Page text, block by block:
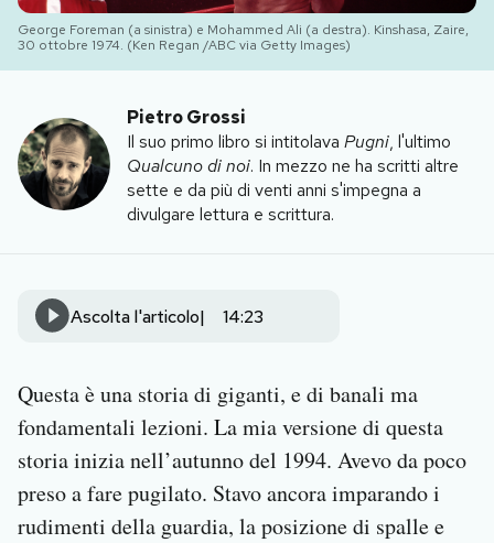
I MIEI PREFERITI
SHOP
CALENDARIO
Area Personale
Regala il Post
Hai bisogno di aiuto?
Esci
George Foreman (a sinistra) e Mohammed Ali (a destra). Kinshasa, Zaire,
30 ottobre 1974. (Ken Regan /ABC via Getty Images)
Pietro Grossi
Il suo primo libro si intitolava Pugni, l'ultimo
Qualcuno di noi. In mezzo ne ha scritti altre
sette e da più di venti anni s'impegna a
divulgare lettura e scrittura.
Ascolta l'articolo 14:23
Questa è una storia di giganti, e di banali ma
fondamentali lezioni. La mia versione di questa
storia inizia nell’autunno del 1994. Avevo da poco
preso a fare pugilato. Stavo ancora imparando i
rudimenti della guardia, la posizione di spalle e